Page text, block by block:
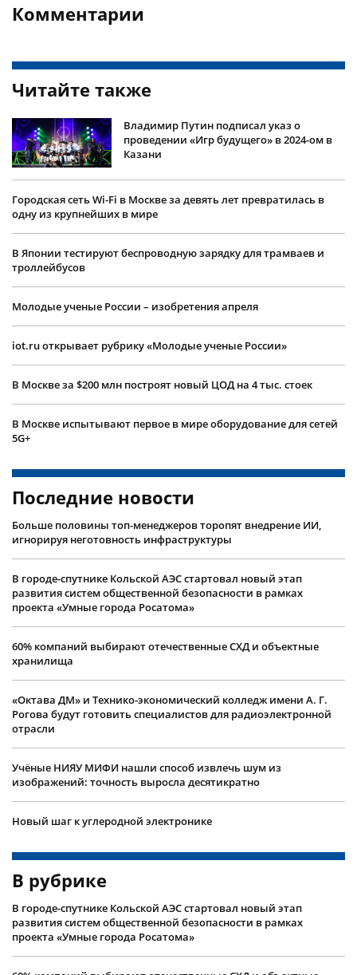
Комментарии
Читайте также
Владимир Путин подписал указ о
проведении «Игр будущего» в 2024-ом в
Казани
Городская сеть Wi-Fi в Москве за девять лет превратилась в
одну из крупнейших в мире
В Японии тестируют беспроводную зарядку для трамваев и
троллейбусов
Молодые ученые России – изобретения апреля
iot.ru открывает рубрику «Молодые ученые России»
В Москве за $200 млн построят новый ЦОД на 4 тыс. стоек
В Москве испытывают первое в мире оборудование для сетей
5G+
Последние новости
Больше половины топ-менеджеров торопят внедрение ИИ,
игнорируя неготовность инфраструктуры
В городе-спутнике Кольской АЭС стартовал новый этап
развития систем общественной безопасности в рамках
проекта «Умные города Росатома»
60% компаний выбирают отечественные СХД и объектные
хранилища
«Октава ДМ» и Технико-экономический колледж имени А. Г.
Рогова будут готовить специалистов для радиоэлектронной
отрасли
Учëные НИЯУ МИФИ нашли способ извлечь шум из
изображений: точность выросла десятикратно
Новый шаг к углеродной электронике
В рубрике
В городе-спутнике Кольской АЭС стартовал новый этап
развития систем общественной безопасности в рамках
проекта «Умные города Росатома»